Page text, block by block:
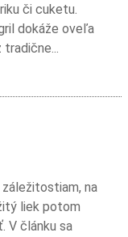
či cuketu.
dokáže oveľa
tradične...
na
liek potom
V článku sa